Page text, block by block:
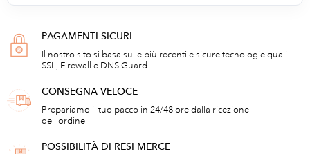
PAGAMENTI SICURI
Il nostro sito si basa sulle più recenti e sicure tecnologie quali
SSL, Firewall e DNS Guard
CONSEGNA VELOCE
Prepariamo il tuo pacco in 24/48 ore dalla ricezione
dell'ordine
POSSIBILITÀ DI RESI MERCE